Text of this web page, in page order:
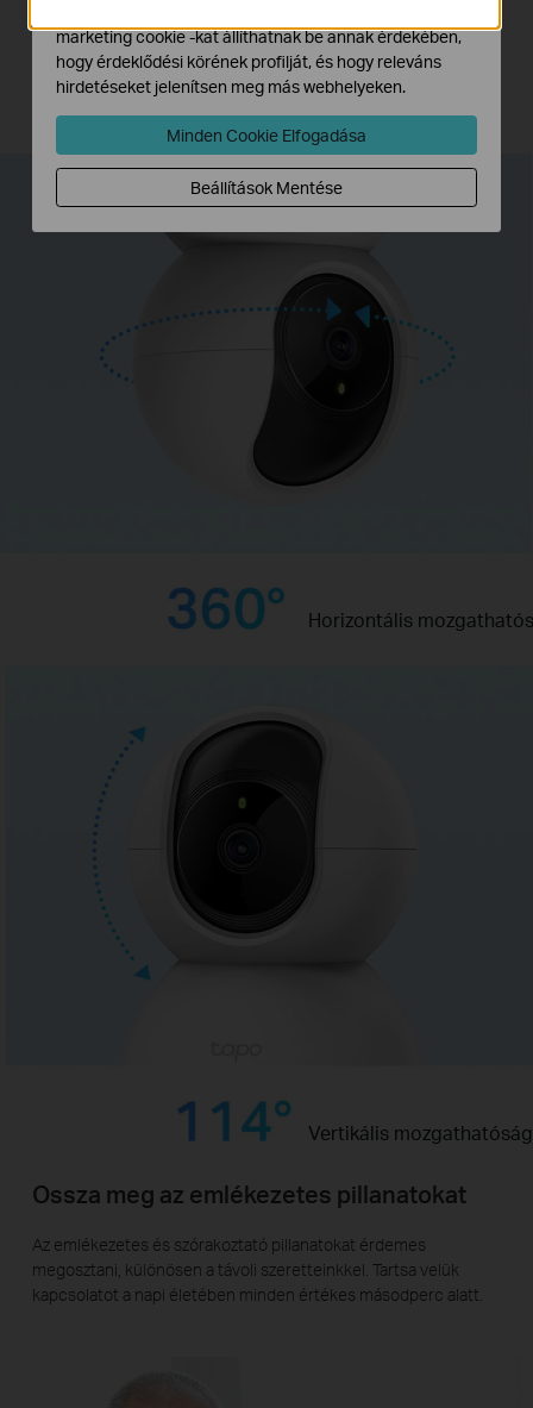
Mivel a kamera mozgatható ezért nincs már olyan terület amit
nem láthat távolról.
Horizontális
Vertikális mozgathatóság
Ossza meg az emlékezetes pillanatokat
Az emlékezetes és szórakoztató pillanatokat érdemes
megosztani, különösen a távoli szeretteinkkel. Tartsa velük
kapcsolatot a napi életében minden értékes másodperc alatt.
marketing cookie -kat állíthatnak be annak érdekében,
hogy érdeklődési körének profilját, és hogy releváns
hirdetéseket jelenítsen meg más webhelyeken.
Minden Cookie Elfogadása
Beállítások Mentése